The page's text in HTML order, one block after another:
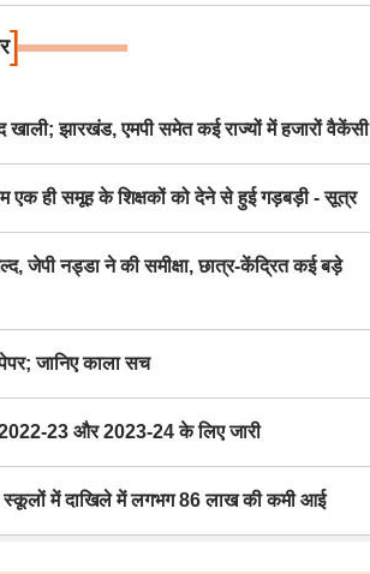
]
झारखंड, एमपी समेत कई राज्यों में हजारों वैकेंसी
ही समूह के शिक्षकों को देने से हुई गड़बड़ी - सूत्र
नड्डा ने की समीक्षा, छात्र-केंद्रित कई बड़े
जानिए काला सच
2022-23 और 2023-24 के लिए जारी
में दाखिले में लगभग 86 लाख की कमी आई